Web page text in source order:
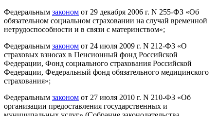
Федеральным законом от 29 декабря 2006 г. N 255-ФЗ «Об
обязательном социальном страховании на случай временной
нетрудоспособности и в связи с материнством»;
Федеральным законом от 24 июля 2009 г. N 212-ФЗ «О
страховых взносах в Пенсионный фонд Российской
Федерации, Фонд социального страхования Российской
Федерации, Федеральный фонд обязательного медицинского
страхования»;
Федеральным законом от 27 июля 2010 г. N 210-ФЗ «Об
организации предоставления государственных и